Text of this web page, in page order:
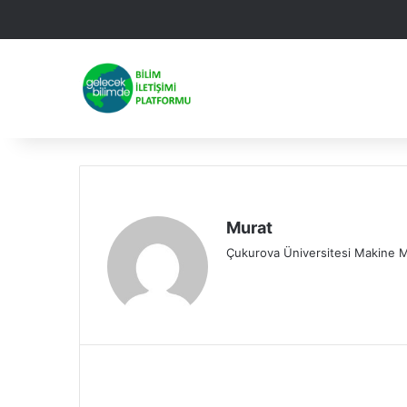
Murat
Çukurova Üniversitesi Makine